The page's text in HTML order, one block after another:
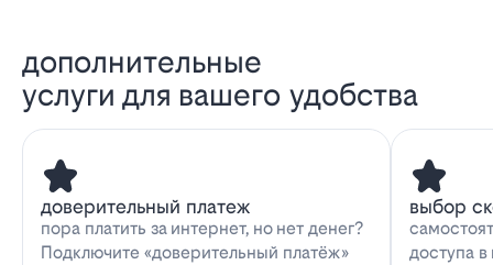
дополнительные
услуги для вашего удобства
доверительный платеж
пора платить за интернет, но нет денег?
Подключите «доверительный платёж»
выбор
доступа